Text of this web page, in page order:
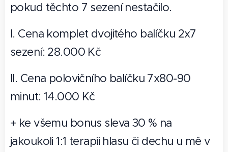
pokud těchto 7 sezení nestačilo.
I. Cena komplet dvojitého balíčku 2x7
sezení: 28.000 Kč
II. Cena polovičního balíčku 7x80-90
minut: 14.000 Kč
+ ke všemu bonus sleva 30 % na
jakoukoli 1:1 terapii hlasu či dechu u mě v